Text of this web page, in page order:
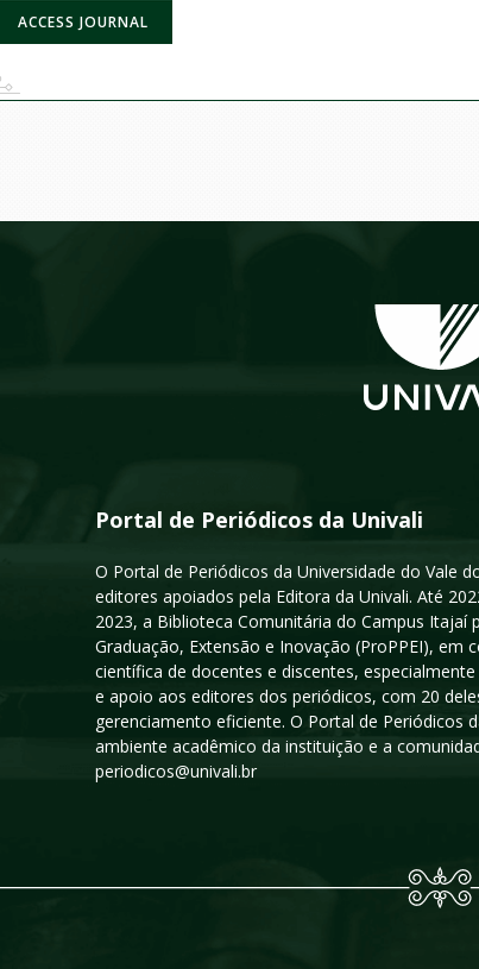
ACCESS JOURNAL
Portal de Periódicos da Univali
O Portal de Periódicos da Universidade do Vale
editores apoiados pela Editora da Univali. Até
2023, a Biblioteca Comunitária do Campus
Graduação, Extensão e Inovação (ProPPEI),
científica de docentes e discentes,
e apoio aos editores dos periódicos, com 20
gerenciamento eficiente. O Portal de Periódicos
ambiente acadêmico da instituição e a
periodicos@univali.br